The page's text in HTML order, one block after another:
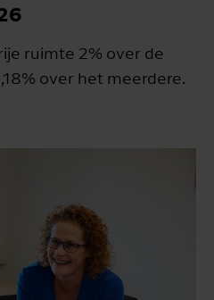
ruimte 2% over de
over het meerdere.